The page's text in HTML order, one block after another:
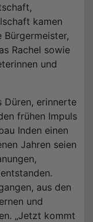
kamen
Bürgermeister,
Rachel sowie
und
Düren, erinnerte
frühen Impuls
Inden einen
Jahren seien
aus den
und
„Jetzt kommt